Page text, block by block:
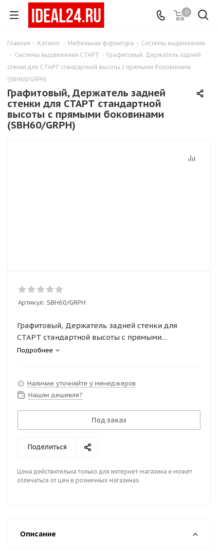
0
Главная - Каталог - Мебельная фурнитура - Системы выдвижения
- Системы выдвижения СТАРТ - Графитовый, Держатель задней
стенки для СТАРТ стандартной высоты с прямыми боковинами
(SBH60/GRPH)
Графитовый, Держатель задней
стенки для СТАРТ стандартной
высоты с прямыми боковинами
(SBH60/GRPH)
Артикул: SBH60/GRPH
Графитовый, Держатель задней стенки для
СТАРТ стандартной высоты с прямыми
боковинами (SBH60/GRPH)
Подробнее
Наличие уточняйте у менеджеров
Нашли дешевле?
Под заказ
Поделиться
Цена действительна только для интернет-магазина и может
отличаться от цен в розничных магазинах
Описание